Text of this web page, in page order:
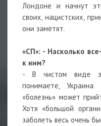
Лондоне и начнут
своих, нацистских,
они заметят.
«СП»: - Насколько
к ним?
- В чистом виде
понимаете,
«болезнь» может
Хотя «большой
заболеть весь очень